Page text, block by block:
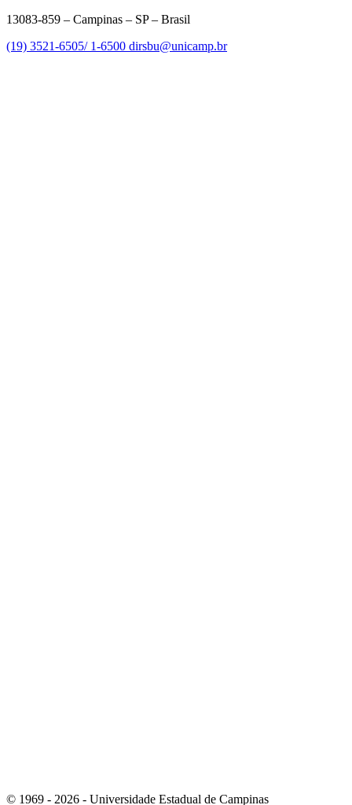
13083-859 – Campinas – SP – Brasil
(19) 3521-6505/ 1-6500 dirsbu@unicamp.br
© 1969 - 2026 - Universidade Estadual de Campinas